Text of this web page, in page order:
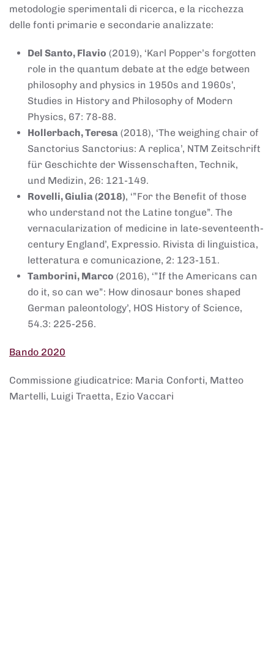
metodologie sperimentali di ricerca, e la ricchezza
delle fonti primarie e secondarie analizzate:
Del Santo, Flavio (2019), ‘Karl Popper’s forgotten
role in the quantum debate at the edge between
philosophy and physics in 1950s and 1960s’,
Studies in History and Philosophy of Modern
Physics, 67: 78-88.
Hollerbach, Teresa (2018), ‘The weighing chair of
Sanctorius Sanctorius: A replica’, NTM Zeitschrift
für Geschichte der Wissenschaften, Technik,
und Medizin, 26: 121-149.
Rovelli, Giulia (2018), ‘”For the Benefit of those
who understand not the Latine tongue”. The
vernacularization of medicine in late-seventeenth-
century England’, Expressio. Rivista di linguistica,
letteratura e comunicazione, 2: 123-151.
Tamborini, Marco (2016), ‘”If the Americans can
do it, so can we”: How dinosaur bones shaped
German paleontology’, HOS History of Science,
54.3: 225-256.
Bando 2020
Commissione giudicatrice: Maria Conforti, Matteo
Martelli, Luigi Traetta, Ezio Vaccari